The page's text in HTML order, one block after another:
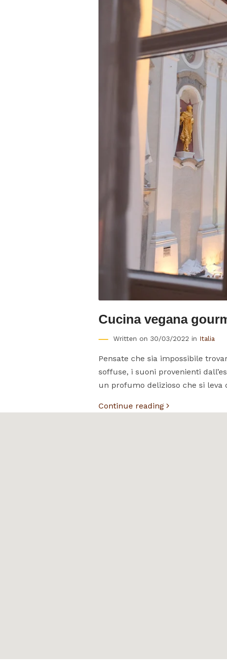
Cucina vegana
Written on 30/03/2022 in Italia
Pensate che sia impossibile
soffuse, i suoni provenienti
un profumo delizioso che si leva
Continue reading